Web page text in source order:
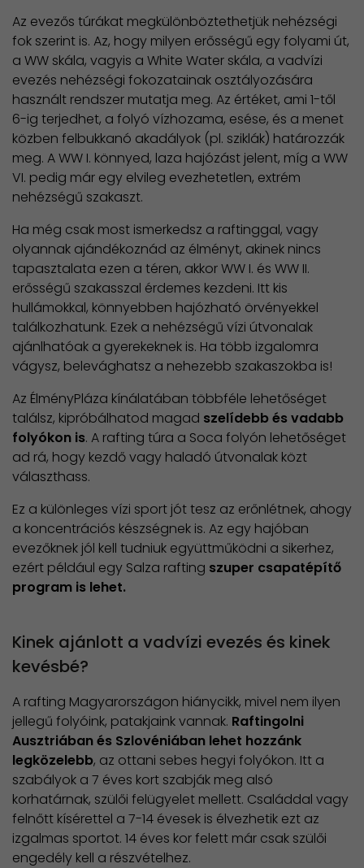
Az evezős túrákat megkülönböztethetjük nehézségi
fok szerint is. Az, hogy milyen erősségű egy folyami út,
a WW skála, vagyis a White Water skála, a vadvízi
evezés nehézségi fokozatainak osztályozására
használt rendszer mutatja meg. Az értéket, ami 1-től
6-ig terjedhet, a folyó vízhozama, esése, és a menet
közben felbukkanó akadályok (pl. sziklák) határozzák
meg. A WW I. könnyed, laza hajózást jelent, míg a WW
VI. pedig már egy elvileg evezhetetlen, extrém
nehézségű szakaszt.
Ha még csak most ismerkedsz a raftinggal, vagy
olyannak ajándékoznád az élményt, akinek nincs
tapasztalata ezen a téren, akkor WW I. és WW II.
erősségű szakasszal érdemes kezdeni. Itt kis
hullámokkal, könnyebben hajózható örvényekkel
találkozhatunk. Ezek a nehézségű vízi útvonalak
ajánlhatóak a gyerekeknek is. Ha több izgalomra
vágysz, belevághatsz a nehezebb szakaszokba is!
Az ÉlményPláza kínálatában többféle lehetőséget
találsz, kipróbálhatod magad szelídebb és vadabb
folyókon is. A rafting túra a Soca folyón lehetőséget
ad rá, hogy kezdő vagy haladó útvonalak közt
választhass.
Ez a különleges vízi sport jót tesz az erőnlétnek, ahogy
a koncentrációs készségnek is. Az egy hajóban
evezőknek jól kell tudniuk együttműködni a sikerhez,
ezért például egy Salza rafting szuper csapatépítő
program is lehet.
Kinek ajánlott a vadvízi evezés és kinek
kevésbé?
A rafting Magyarországon hiánycikk, mivel nem ilyen
jellegű folyóink, patakjaink vannak. Raftingolni
Ausztriában és Szlovéniában lehet hozzánk
legközelebb, az ottani sebes hegyi folyókon. Itt a
szabályok a 7 éves kort szabják meg alsó
korhatárnak, szülői felügyelet mellett. Családdal vagy
felnőtt kísérettel a 7-14 évesek is élvezhetik ezt az
izgalmas sportot. 14 éves kor felett már csak szülői
engedély kell a részvételhez.